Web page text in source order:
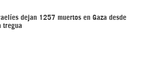
dejan 1257 muertos en Gaza desde
tregua